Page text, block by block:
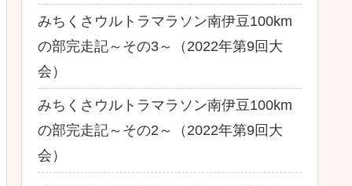
みちくさウルトラマラソン南伊豆100km
の部完走記～その3～（2022年第9回大
会）
みちくさウルトラマラソン南伊豆100km
の部完走記～その2～（2022年第9回大
会）